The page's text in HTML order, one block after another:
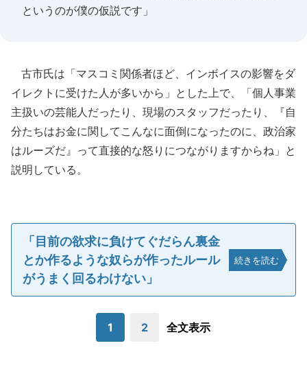
というのが僕の仮説です」
古市氏は「マスコミ関係者ほど、インボイスの影響をダ
イレクトに受けた人が多いから」とした上で、「個人事業
主扱いの芸能人だったり、現場のスタッフだったり、『自
分たちはお金に関してこんなに面倒になったのに、政治家
はルーズだ』って直接的な怒りにつながりますからね」と
説明している。
「目前の欲求に負けてぐだらん裏金
とか作るような奴らが作ったルール
がうまく回るわけない」
続きを読む
1 2 全文表示